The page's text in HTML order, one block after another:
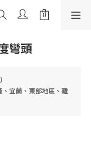
彎頭
宜蘭、東部地區、離